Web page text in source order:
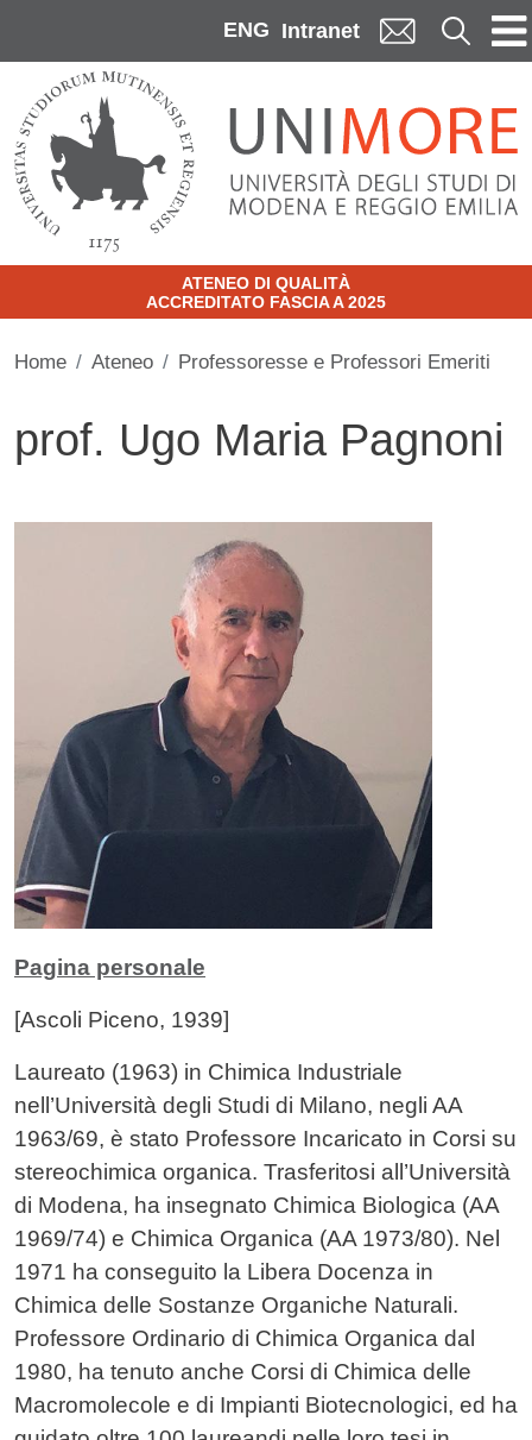
ENG Intranet Cerca
ATENEO DI QUALITÀ
ACCREDITATO FASCIA A 2025
Home Ateneo Professoresse e Professori Emeriti
prof. Ugo Maria Pagnoni
Pagina personale
[Ascoli Piceno, 1939]
Laureato (1963) in Chimica Industriale
nell’Università degli Studi di Milano, negli AA
1963/69, è stato Professore Incaricato in Corsi su
stereochimica organica. Trasferitosi all’Università
di Modena, ha insegnato Chimica Biologica (AA
1969/74) e Chimica Organica (AA 1973/80). Nel
1971 ha conseguito la Libera Docenza in
Chimica delle Sostanze Organiche Naturali.
Professore Ordinario di Chimica Organica dal
1980, ha tenuto anche Corsi di Chimica delle
Macromolecole e di Impianti Biotecnologici, ed ha